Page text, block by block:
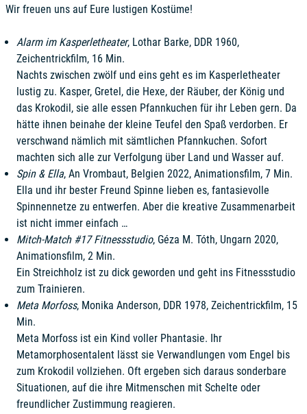
Wir freuen uns auf Eure lustigen Kostüme!
Alarm im Kasperletheater, Lothar Barke, DDR 1960,
Zeichentrickfilm, 16 Min.
Nachts zwischen zwölf und eins geht es im Kasperletheater
lustig zu. Kasper, Gretel, die Hexe, der Räuber, der König und
das Krokodil, sie alle essen Pfannkuchen für ihr Leben gern. Da
hätte ihnen beinahe der kleine Teufel den Spaß verdorben. Er
verschwand nämlich mit sämtlichen Pfannkuchen. Sofort
machten sich alle zur Verfolgung über Land und Wasser auf.
Spin & Ella, An Vrombaut, Belgien 2022, Animationsfilm, 7 Min.
Ella und ihr bester Freund Spinne lieben es, fantasievolle
Spinnennetze zu entwerfen. Aber die kreative Zusammenarbeit
ist nicht immer einfach …
Mitch-Match #17 Fitnessstudio, Géza M. Tóth, Ungarn 2020,
Animationsfilm, 2 Min.
Ein Streichholz ist zu dick geworden und geht ins Fitnessstudio
zum Trainieren.
Meta Morfoss, Monika Anderson, DDR 1978, Zeichentrickfilm, 15
Min.
Meta Morfoss ist ein Kind voller Phantasie. Ihr
Metamorphosentalent lässt sie Verwandlungen vom Engel bis
zum Krokodil vollziehen. Oft ergeben sich daraus sonderbare
Situationen, auf die ihre Mitmenschen mit Schelte oder
freundlicher Zustimmung reagieren.